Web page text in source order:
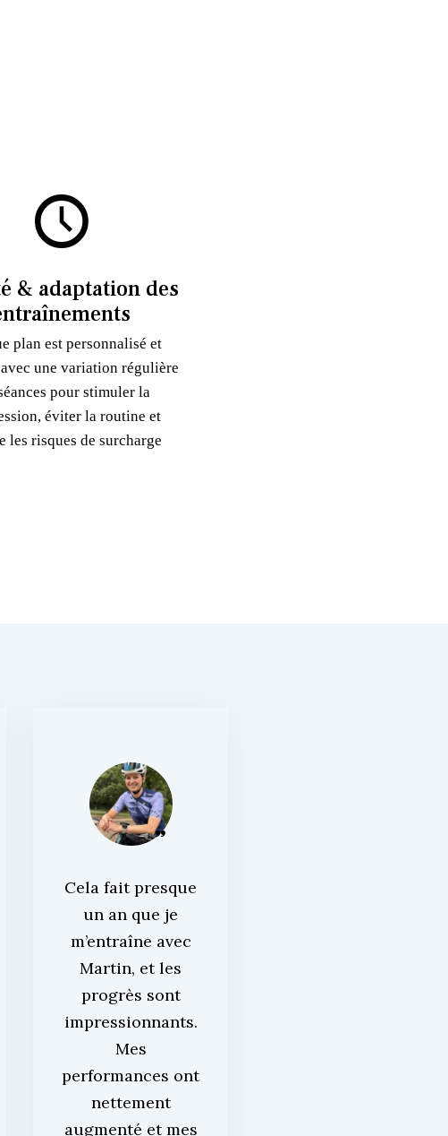
& adaptation des
plan est personnalisé et
une variation régulière
pour stimuler la
éviter la routine et
les risques de surcharge
Cela fait presque
un an que je
m’entraîne avec
Martin, et les
progrès sont
impressionnants.
Mes
performances ont
nettement
augmenté et mes